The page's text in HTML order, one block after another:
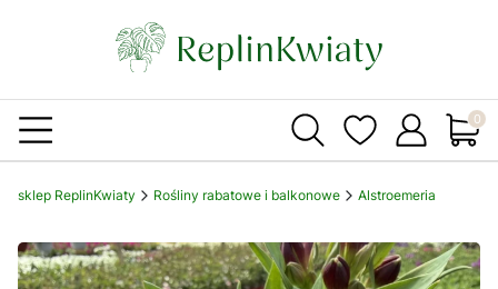
sklep ReplinKwiaty Rośliny rabatowe i balkonowe Alstroemeria